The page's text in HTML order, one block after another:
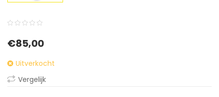
out
on
€85,00
Uitverkocht
Vergelijk